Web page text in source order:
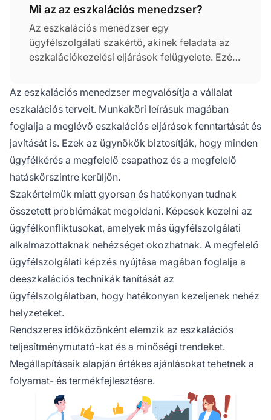
Mi az az eszkalációs menedzser?
Az eszkalációs menedzser egy
ügyfélszolgálati szakértő, akinek feladata az
eszkalációkezelési eljárások felügyelete. Ezért
növelésére összpontosítanak az
ügyfélszolgálaton keresztül.
Az eszkalációs menedzser megvalósítja a vállalat
eszkalációs terveit. Munkaköri leírásuk magában
foglalja a meglévő eszkalációs eljárások fenntartását és
javítását is. Ezek az ügynökök biztosítják, hogy minden
ügyfélkérés a megfelelő csapathoz és a megfelelő
hatáskörszintre kerüljön.
Szakértelmük miatt gyorsan és hatékonyan tudnak
összetett problémákat megoldani. Képesek kezelni az
ügyfélkonfliktusokat, amelyek más ügyfélszolgálati
alkalmazottaknak nehézséget okozhatnak. A megfelelő
ügyfélszolgálati képzés nyújtása magában foglalja a
deeszkalációs technikák tanítását az
ügyfélszolgálatban, hogy hatékonyan kezeljenek nehéz
helyzeteket.
Rendszeres időközönként elemzik az eszkalációs
teljesítménymutató-kat és a minőségi trendeket.
Megállapításaik alapján értékes ajánlásokat tehetnek a
folyamat- és termékfejlesztésre.